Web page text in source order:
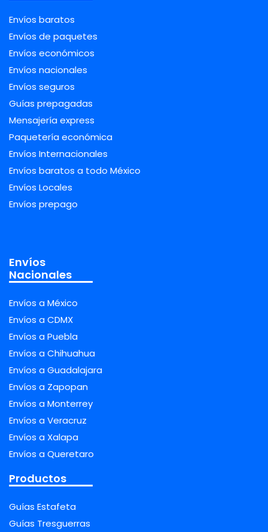
Envíos baratos
Envíos de paquetes
Envíos económicos
Envíos nacionales
Envíos seguros
Guías prepagadas
Mensajería express
Paquetería económica
Envíos Internacionales
Envíos baratos a todo México
Envíos Locales
Envíos prepago
Envíos
Nacionales
Envíos a México
Envíos a CDMX
Envíos a Puebla
Envíos a Chihuahua
Envíos a Guadalajara
Envíos a Zapopan
Envíos a Monterrey
Envíos a Veracruz
Envíos a Xalapa
Envíos a Queretaro
Productos
Guías Estafeta
Guías Tresguerras